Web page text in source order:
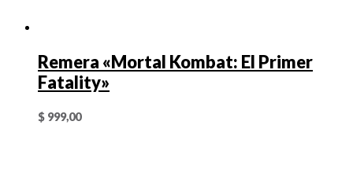
Remera «Mortal Kombat: El Primer
Fatality»
$ 999,00